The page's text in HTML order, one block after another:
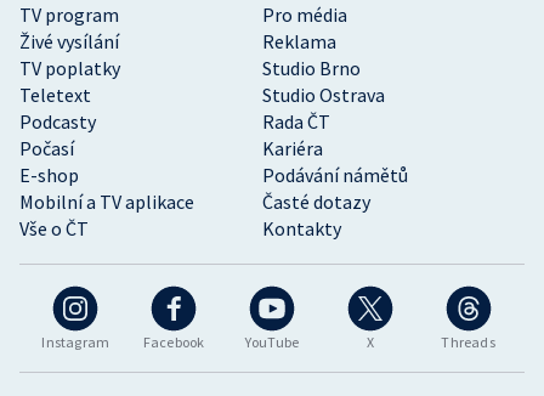
Instagram Facebook YouTube X Threads
TV program
Pro média
Živé vysílání
Reklama
TV poplatky
Studio Brno
Teletext
Studio Ostrava
Podcasty
Rada ČT
Počasí
Kariéra
E-shop
Podávání námětů
Mobilní a TV aplikace
Časté dotazy
Vše o ČT
Kontakty